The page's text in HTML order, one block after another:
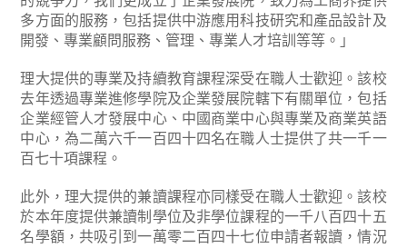
多方面的服務，包括提供中游應用科技研究和產品設計及
開發、專業顧問服務、管理、專業人才培訓等等。」
理大提供的專業及持續教育課程深受在職人士歡迎。該校
去年透過專業進修學院及企業發展院轄下有關單位，包括
企業經管人才發展中心、中國商業中心與專業及商業英語
中心，為二萬六千一百四十四名在職人士提供了共一千一
百七十項課程。
此外，理大提供的兼讀課程亦同樣受在職人士歡迎。該校
於本年度提供兼讀制學位及非學位課程的一千八百四十五
名學額，共吸引到一萬零二百四十七位申請者報讀，情況